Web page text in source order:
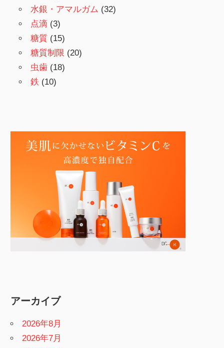
水銀・アマルガム (32)
点滴 (3)
糖質 (15)
糖質制限 (20)
虫歯 (18)
鉄 (10)
アーカイブ
2026年8月
2026年7月